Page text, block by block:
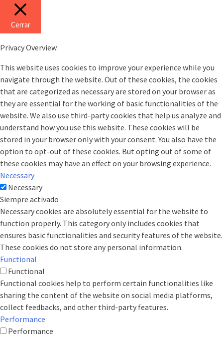
Cerrar
Privacy Overview
This website uses cookies to improve your experience while you
navigate through the website. Out of these cookies, the cookies
that are categorized as necessary are stored on your browser as
they are essential for the working of basic functionalities of the
website. We also use third-party cookies that help us analyze and
understand how you use this website. These cookies will be
stored in your browser only with your consent. You also have the
option to opt-out of these cookies. But opting out of some of
these cookies may have an effect on your browsing experience.
Necessary
Necessary
Siempre activado
Necessary cookies are absolutely essential for the website to
function properly. This category only includes cookies that
ensures basic functionalities and security features of the website.
These cookies do not store any personal information.
Functional
Functional
Functional cookies help to perform certain functionalities like
sharing the content of the website on social media platforms,
collect feedbacks, and other third-party features.
Performance
Performance